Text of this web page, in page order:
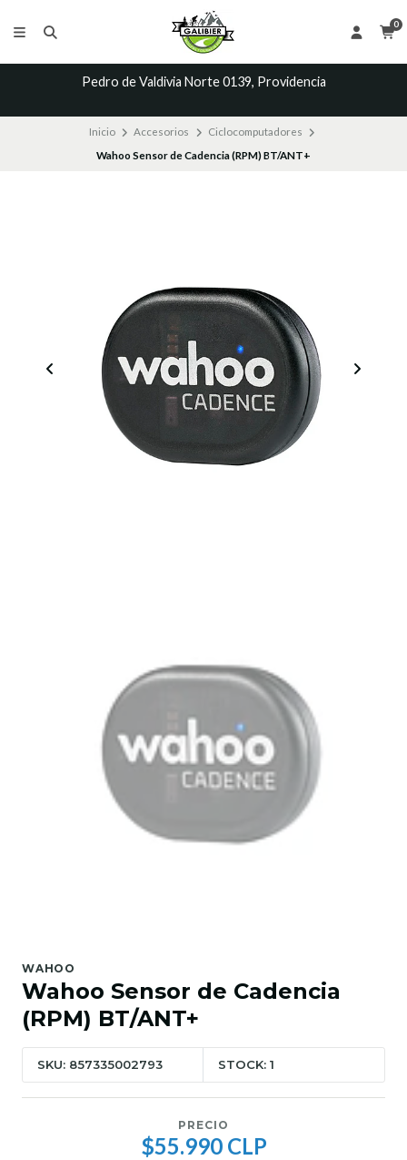
0
Pedro de Valdivia Norte 0139, Providencia
Inicio Accesorios
Ciclocomputadores
Wahoo Sensor de Cadencia (RPM) BT/ANT+
WAHOO
Wahoo Sensor de Cadencia
(RPM) BT/ANT+
SKU: 857335002793 STOCK: 1
PRECIO
$55.990 CLP